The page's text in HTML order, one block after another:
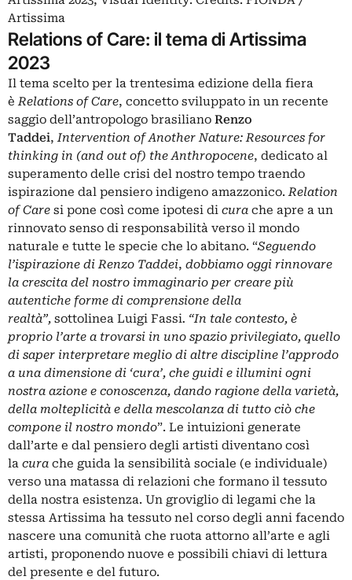
Artissima
Relations of Care: il tema di Artissima
2023
Il tema scelto per la trentesima edizione della fiera
èRelations of Care, concetto sviluppato in un recente
saggio dell’antropologo brasiliano Renzo
Taddei,Intervention of Another Nature: Resources for
thinking in (and out of) the Anthropocene, dedicato al
superamento delle crisi del nostro tempo traendo
ispirazione dal pensiero indigeno amazzonico.Relation
of Care si pone così come ipotesi di cura che apre a un
rinnovato senso di responsabilità verso il mondo
naturale e tutte le specie che lo abitano. “Seguendo
l’ispirazione di Renzo Taddei, dobbiamo oggi rinnovare
la crescita del nostro immaginario per creare più
autentiche forme di comprensione della
realtà”, sottolinea Luigi Fassi. “In tale contesto, è
proprio l’arte a trovarsi in uno spazio privilegiato, quello
di saper interpretare meglio di altre discipline l’approdo
a una dimensione di ‘cura’, che guidi e illumini ogni
nostra azione e conoscenza, dando ragione della varietà,
della molteplicità e della mescolanza di tutto ciò che
compone il nostro mondo”. Le intuizioni generate
dall’arte e dal pensiero degli artisti diventano così
la cura che guida la sensibilità sociale (e individuale)
verso una matassa di relazioni che formano il tessuto
della nostra esistenza. Un groviglio di legami che la
stessa Artissima ha tessuto nel corso degli anni facendo
nascere una comunità che ruota attorno all’arte e agli
artisti, proponendo nuove e possibili chiavi di lettura
del presente e del futuro.